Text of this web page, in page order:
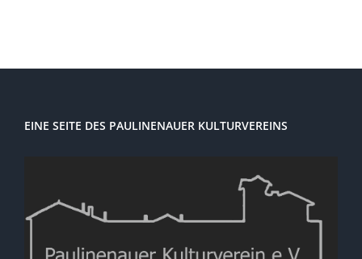
EINE SEITE DES PAULINENAUER KULTURVEREINS